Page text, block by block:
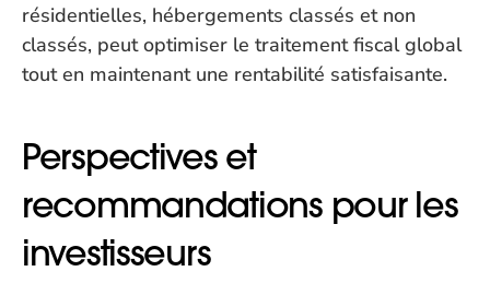
résidentielles, hébergements classés et non
classés, peut optimiser le traitement fiscal global
tout en maintenant une rentabilité satisfaisante.
Perspectives et
recommandations pour les
investisseurs